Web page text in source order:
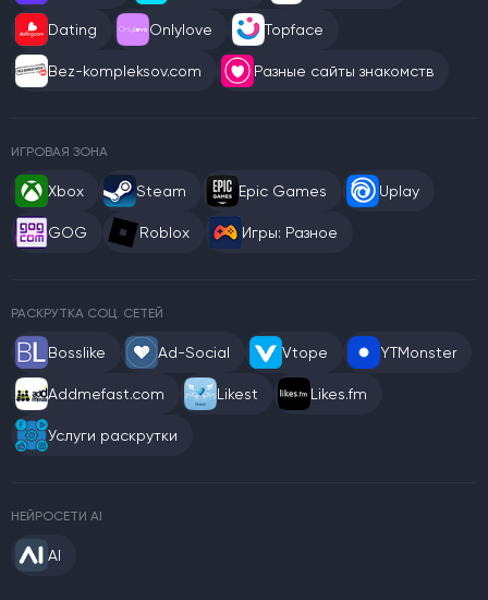
Dating Onlylove Topface
Bez-kompleksov.com Разные сайты знакомств
ИГРОВАЯ ЗОНА
Xbox Steam Epic Games Uplay
GOG Roblox Игры: Разное
РАСКРУТКА СОЦ. СЕТЕЙ
Bosslike Ad-Social Vtope YTMonster
Addmefast.com Likest Likes.fm
Услуги раскрутки
НЕЙРОСЕТИ AI
AI